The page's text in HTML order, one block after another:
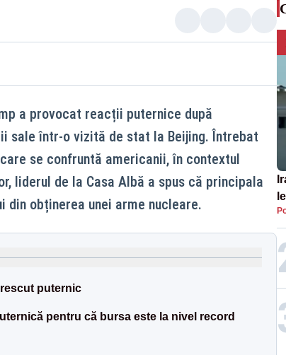
a provocat reacții puternice după
sale într-o vizită de stat la Beijing. Întrebat
se confruntă americanii, în contextul
liderul de la Casa Albă a spus că principala
din obținerea unei arme nucleare.
puternic
pentru că bursa este la nivel record